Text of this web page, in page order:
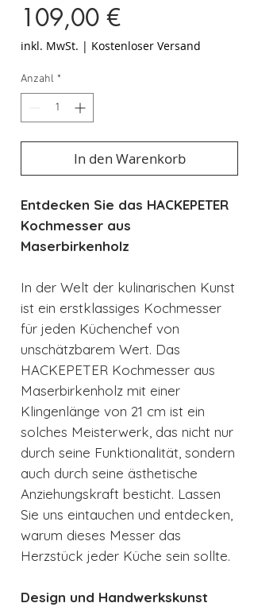
109,00 €Preis
inkl. MwSt. | Kostenloser Versand
Anzahl *
In den Warenkorb
Entdecken Sie das HACKEPETER
Kochmesser aus
Maserbirkenholz
In der Welt der kulinarischen Kunst
ist ein erstklassiges Kochmesser
für jeden Küchenchef von
unschätzbarem Wert. Das
HACKEPETER Kochmesser aus
Maserbirkenholz mit einer
Klingenlänge von 21 cm ist ein
solches Meisterwerk, das nicht nur
durch seine Funktionalität, sondern
auch durch seine ästhetische
Anziehungskraft besticht. Lassen
Sie uns eintauchen und entdecken,
warum dieses Messer das
Herzstück jeder Küche sein sollte.
Design und Handwerkskunst